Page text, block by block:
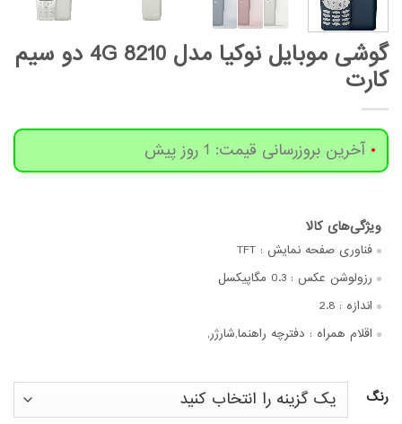
گوشی موبایل نوکیا مدل 8210 4G دو سیم
کارت
آخرین بروزرسانی قیمت: 1 روز پیش
فناوری صفحه‌ نمایش : TFT
رزولوشن عکس : 0.3 مگاپیکسل
اندازه : 2.8
اقلام همراه : دفترچه‌ راهنما,شارژر,
رنگ